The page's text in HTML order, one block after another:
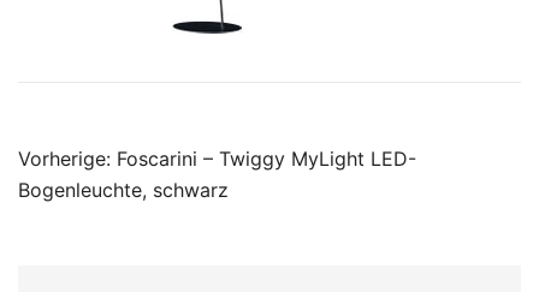
Beitragsnavigation
Vorherige: Foscarini – Twiggy MyLight LED-
Bogenleuchte, schwarz